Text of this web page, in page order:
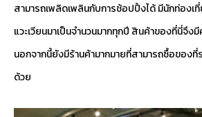
สามารถเพลิดเพลินกับการช้อปปิ้งได้ มีนักท่องเ
แวะเวียนมาเป็นจำนวนมากทุกปี สินค้าของที่นี่จึง
นอกจากนี้ยังมีร้านค้ามากมายที่สามารถซื้อของที่
ด้วย